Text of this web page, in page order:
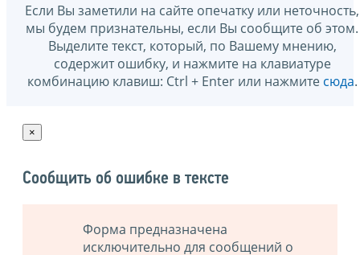
Если Вы заметили на сайте опечатку или неточность,
мы будем признательны, если Вы сообщите об этом.
Выделите текст, который, по Вашему мнению,
содержит ошибку, и нажмите на клавиатуре
комбинацию клавиш: Ctrl + Enter или нажмите сюда.
×
Сообщить об ошибке в тексте
Форма предназначена
исключительно для сообщений о